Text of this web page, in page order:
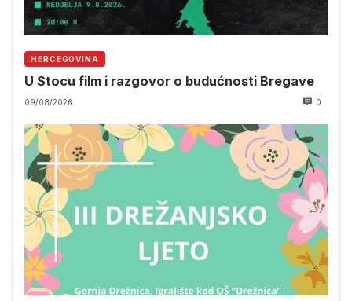
HERCEGOVINA
U Stocu film i razgovor o budućnosti Bregave
09/08/2026 0